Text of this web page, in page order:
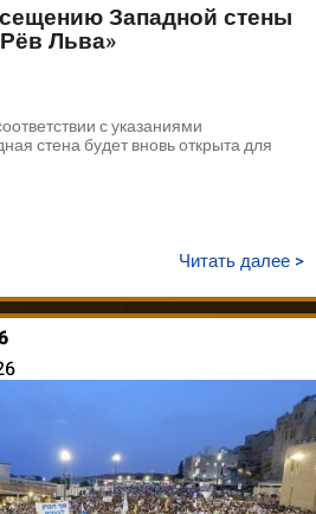
Западной стены
Льва»
с указаниями
стена будет вновь открыта для
Читать далее >